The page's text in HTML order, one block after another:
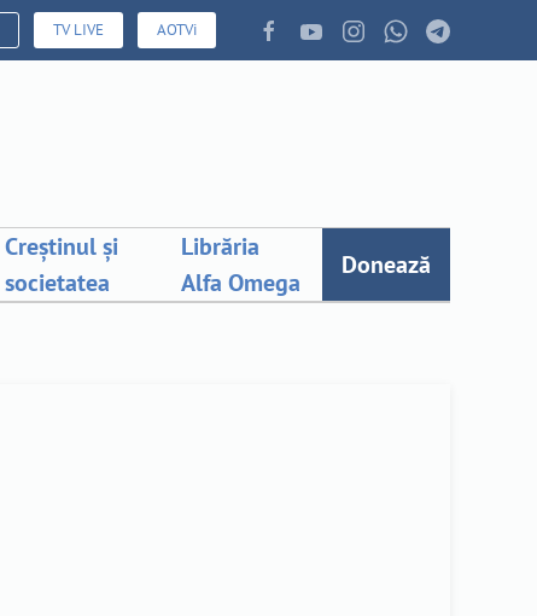
TV LIVE AOTVi
Creștinul și
societatea
Librăria
Alfa Omega
Donează